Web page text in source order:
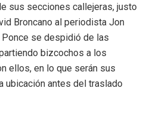
sus secciones callejeras, justo
Broncano al periodista Jon
Ponce se despidió de las
bizcochos a los
ellos, en lo que serán sus
ubicación antes del traslado